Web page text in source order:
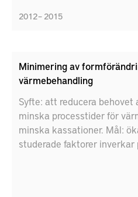
2012 – 2015
Minimering av
värmebehandling
Syfte: att reducera behovet
minska processtider för
minska kassationer. Mål:
studerade faktorer